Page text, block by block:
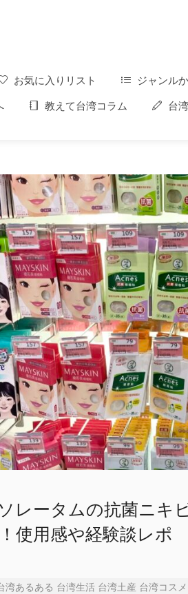
お気に入りリスト ジャンル
教えて台湾コラム 台
レータムの抗菌ニキ
使用感や経験談レポ
湾あるある 台湾生活 台湾土産 台湾コスメ